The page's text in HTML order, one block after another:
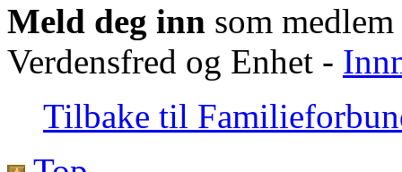
Meld deg inn som
Verdensfred og Enhet -
Tilbake til